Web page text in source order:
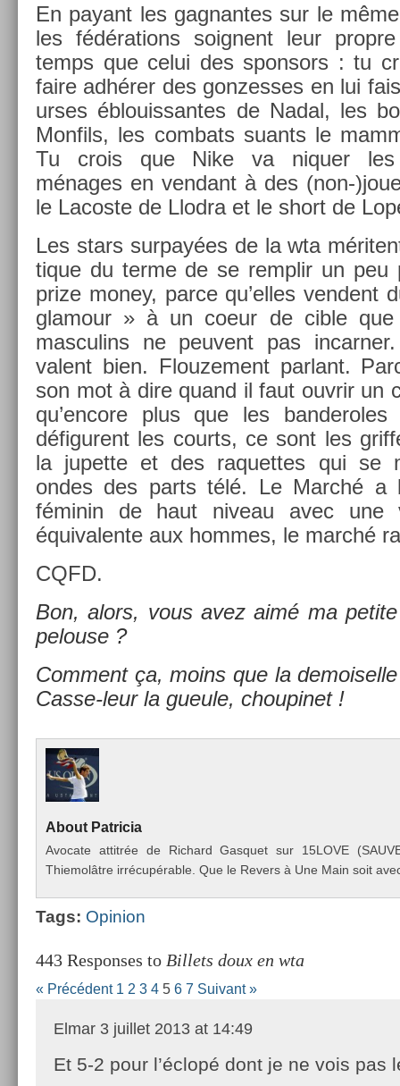
En payant les gag­nantes sur le
les fédéra­tions soig­nent leur
temps que celui des spon­sors : tu
faire adhérer des gon­zesses en lui
ur­ses éblouis­santes de Nadal, les
Mon­fils, les com­bats suants le
Tu crois que Nike va niqu­er les
ménages en ven­dant à des (non-
le Lacos­te de Llod­ra et le short de
Les stars sur­payées de la wta
tique du terme de se re­mplir un peu
prize money, parce qu’elles ven­dent
glamour » à un coeur de cible que
mas­culins ne peuvent pas
valent bien. Flouze­ment par­lant.
son mot à dire quand il faut ouv­rir un
qu’en­core plus que les
défigurent les co­urts, ce sont les
la jupet­te et des raquet­tes qui se
ondes des parts télé. Le Marché a
féminin de haut niveau avec une
équivalen­te aux hom­mes, le marché
CQFD.
Bon, alors, vous avez aimé ma
pelouse ?
Com­ment ça, moins que la
Casse-leur la gueule, choupinet !
About Pat­ricia
Avocate at­titrée de Ric­hard Gas­quet sur 15LOVE
Thiemolâtre irrécupérable. Que le Re­v­ers à Une Main soit
Tags: Op­in­ion
443 Responses to Billets doux en wta
« Précédent 1 2 3 4 5 6 7 Suivant »
Elmar 3 juillet 2013 at 14:49
Et 5-2 pour l’éclopé dont je ne vois pas